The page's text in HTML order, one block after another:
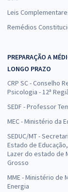
Leis
Remédios
PREPARAÇÃO A
LONGO PRAZO
CRP SC - Conselho
Psicologia - 12ª
SEDF - Professor
MEC - Ministério da
SEDUC/MT -
Estado de
Lazer do estado de
Grosso
MME - Ministério de
Energia